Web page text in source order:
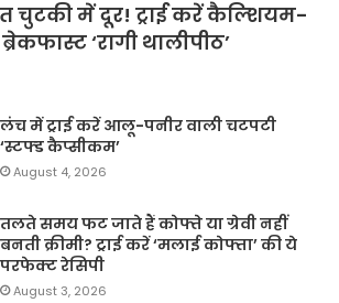
चुटकी में दूर! ट्राई करें कैल्शियम-
‘रागी थालीपीठ’
लंच में ट्राई करें आलू-पनीर वाली चटपटी
‘स्टफ्ड कैप्सीकम’
August 4, 2026
तलते समय फट जाते हैं कोफ्ते या ग्रेवी नहीं
बनती क्रीमी? ट्राई करें ‘मलाई कोफ्ता’ की ये
परफेक्ट रेसिपी
August 3, 2026